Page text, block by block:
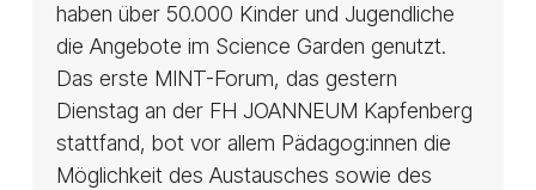
haben über 50.000 Kinder und Jugendliche
die Angebote im Science Garden genutzt.
Das erste MINT-Forum, das gestern
Dienstag an der FH JOANNEUM Kapfenberg
stattfand, bot vor allem Pädagog:innen die
Möglichkeit des Austausches sowie des